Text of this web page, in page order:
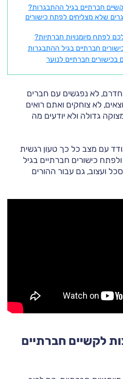
חברתיים בגיל ההתבגרות?
שלא מצליחים לפתח כישורים
לפתח מיומנויות חברתיות?
חברתיים בגיל ההתבגרות
בכישורים חברתיים לנוער
לא נפגשים עם חברים
לא צוחקים ואתם רואים
גדולה ולא יודעים מה
עם מצב כל כך טעון רגשית
כישורים חברתיים בגיל
ועצוב, גם עבור ההורים
לקשיים חברתיים